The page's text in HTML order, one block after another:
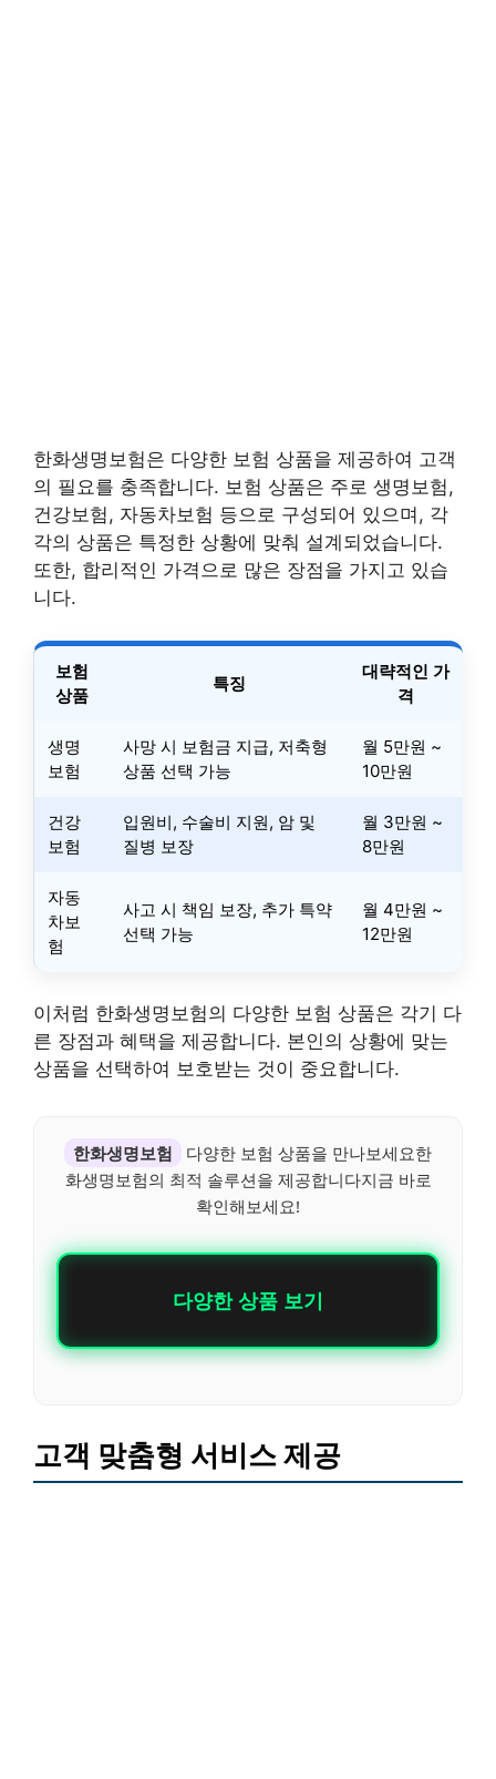
한화생명보험은 다양한 보험 상품을 제공하여 고객
의 필요를 충족합니다. 보험 상품은 주로 생명보험,
건강보험, 자동차보험 등으로 구성되어 있으며, 각
각의 상품은 특정한 상황에 맞춰 설계되었습니다.
또한, 합리적인 가격으로 많은 장점을 가지고 있습
니다.
보험
상품
특징
대략적인 가
격
생명
보험
사망 시 보험금 지급, 저축형
상품 선택 가능
월 5만원 ~
10만원
건강
보험
입원비, 수술비 지원, 암 및
질병 보장
월 3만원 ~
8만원
자동
차보
험
사고 시 책임 보장, 추가 특약
선택 가능
월 4만원 ~
12만원
이처럼 한화생명보험의 다양한 보험 상품은 각기 다
른 장점과 혜택을 제공합니다. 본인의 상황에 맞는
상품을 선택하여 보호받는 것이 중요합니다.
한화생명보험
다양한 보험 상품을 만나보세요한
화생명보험의 최적 솔루션을 제공합니다지금 바로
확인해보세요!
다양한 상품 보기
고객 맞춤형 서비스 제공